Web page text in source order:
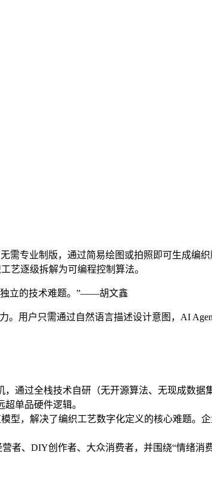
需专业制版，通过简易绘图或拍照即可生成编
艺逐级拆解为可编程控制算法。
独立的技术难题。”——胡文鑫
。用户只需通过自然语言描述设计意图，AI
通过全栈技术自研（无开源算法、无现成数据
单品硬件逻辑。
型，解决了编织工艺数字化定义的核心难题。
者、DIY创作者、大众消费者，并围绕“情绪消